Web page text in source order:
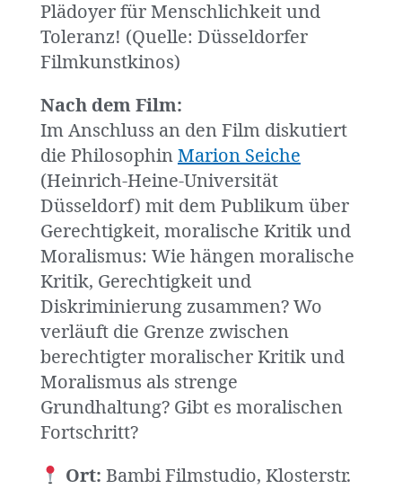
Plädoyer für Menschlichkeit und
Toleranz! (Quelle: Düsseldorfer
Filmkunstkinos)
Nach dem Film:
Im Anschluss an den Film diskutiert
die Philosophin Marion Seiche
(Heinrich-Heine-Universität
Düsseldorf) mit dem Publikum über
Gerechtigkeit, moralische Kritik und
Moralismus: Wie hängen moralische
Kritik, Gerechtigkeit und
Diskriminierung zusammen? Wo
verläuft die Grenze zwischen
berechtigter moralischer Kritik und
Moralismus als strenge
Grundhaltung? Gibt es moralischen
Fortschritt?
Ort: Bambi Filmstudio, Klosterstr.